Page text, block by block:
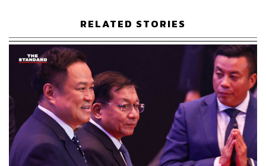
กรณีตามคำร้องแม้ข้อเท็จจริงจะรับฟังได้ว่า การที่เจ้าหน้าที่
เดินทางไปพบผู้ร้องที่บ้านพักเป็นการปฏิบัติตามนโยบายของ
กอ.รมน. ภาค 4 ส่วนหน้า โดยอาศัยอำนาจตามกฎหมาย
พิเศษเพื่อวัตถุประสงค์อันเกี่ยวกับประโยชน์สาธารณะ ความ
มั่นคงแห่งรัฐ ความสงบเรียบร้อย หรือการป้องกัน
อาชญากรรม แต่การดำเนินมาตรการนั้นจะต้องยึดหลัก
ความได้สัดส่วนระหว่างการดำเนินมาตรการเพื่อบรรลุ
วัตถุประสงค์กับผลกระทบที่เกิดขึ้นต่อการแทรกแซงหรือการ
รุกล้ำสิทธิในความเป็นอยู่ส่วนตัวด้วย
RELATED STORIES